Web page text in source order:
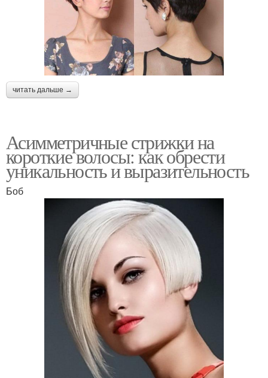
читать дальше →
Асимметричные стрижки на
короткие волосы: как обрести
уникальность и выразительность
Боб